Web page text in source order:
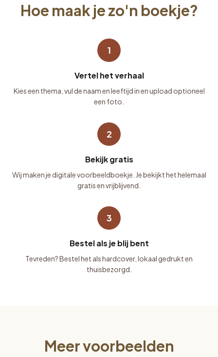
Hoe maak je zo'n boekje?
1
Vertel het verhaal
Kies een thema, vul de naam en leeftijd in en upload optioneel
een foto.
2
Bekijk gratis
Wij maken je digitale voorbeeldboekje. Je bekijkt het helemaal
gratis en vrijblijvend.
3
Bestel als je blij bent
Tevreden? Bestel het als hardcover, lokaal gedrukt en
thuisbezorgd.
Meer voorbeelden